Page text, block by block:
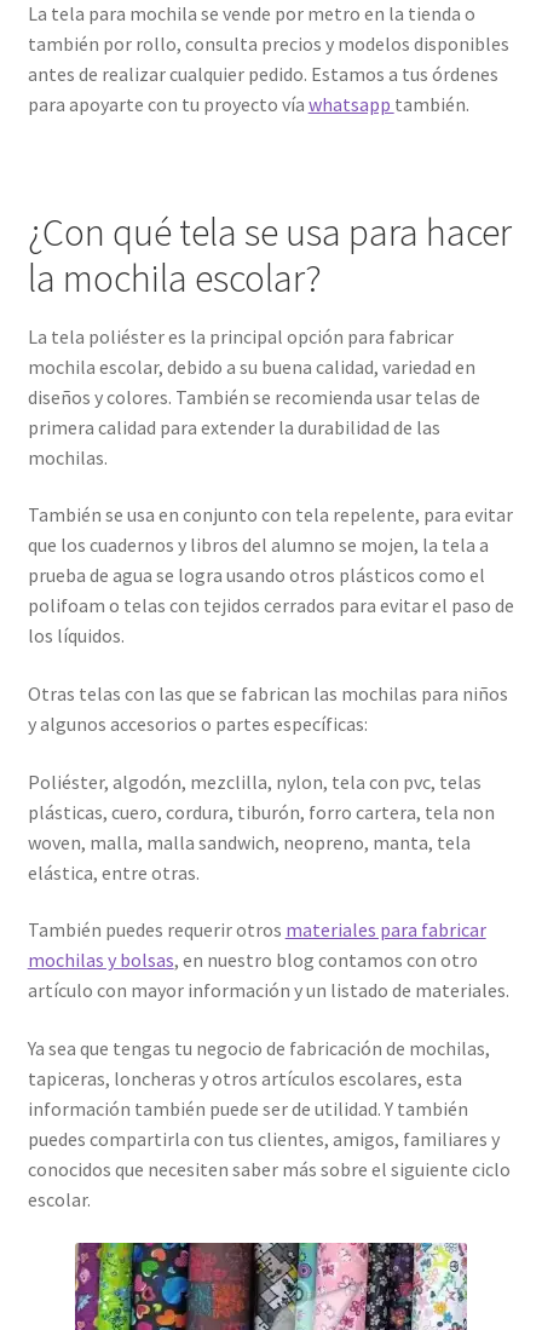
La tela para mochila se vende por metro en la tienda o
también por rollo, consulta precios y modelos disponibles
antes de realizar cualquier pedido. Estamos a tus órdenes
para apoyarte con tu proyecto vía whatsapp también.
¿Con qué tela se usa para hacer
la mochila escolar?
La tela poliéster es la principal opción para fabricar
mochila escolar, debido a su buena calidad, variedad en
diseños y colores. También se recomienda usar telas de
primera calidad para extender la durabilidad de las
mochilas.
También se usa en conjunto con tela repelente, para evitar
que los cuadernos y libros del alumno se mojen, la tela a
prueba de agua se logra usando otros plásticos como el
polifoam o telas con tejidos cerrados para evitar el paso de
los líquidos.
Otras telas con las que se fabrican las mochilas para niños
y algunos accesorios o partes específicas:
Poliéster, algodón, mezclilla, nylon, tela con pvc, telas
plásticas, cuero, cordura, tiburón, forro cartera, tela non
woven, malla, malla sandwich, neopreno, manta, tela
elástica, entre otras.
También puedes requerir otros materiales para fabricar
mochilas y bolsas, en nuestro blog contamos con otro
artículo con mayor información y un listado de materiales.
Ya sea que tengas tu negocio de fabricación de mochilas,
tapiceras, loncheras y otros artículos escolares, esta
información también puede ser de utilidad. Y también
puedes compartirla con tus clientes, amigos, familiares y
conocidos que necesiten saber más sobre el siguiente ciclo
escolar.